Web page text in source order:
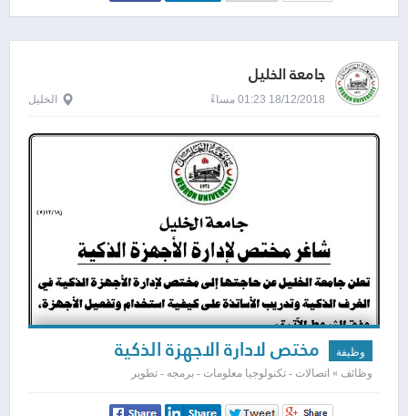
جامعة الخليل
18/12/2018 01:23 مساءً الخليل
وظيفة مختص لادارة الاجهزة الذكية
وظائف » اتصالات - تكنولوجيا معلومات - برمجه - تطوير